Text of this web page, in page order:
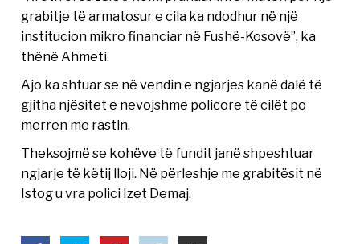
grabitje të armatosur e cila ka ndodhur në një
institucion mikro financiar në Fushë-Kosovë”, ka
thënë Ahmeti.
Ajo ka shtuar se në vendin e ngjarjes kanë dalë të
gjitha njësitet e nevojshme policore të cilët po
merren me rastin.
Theksojmë se kohëve të fundit janë shpeshtuar
ngjarje të këtij lloji. Në përleshje me grabitësit në
Istog u vra polici Izet Demaj.